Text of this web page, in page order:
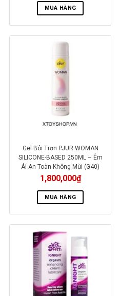
MUA HÀNG
Gel Bôi Trơn PJUR WOMAN
SILICONE-BASED 250ML – Êm
Ái An Toàn Không Mùi (G40)
1,800,000₫
MUA HÀNG